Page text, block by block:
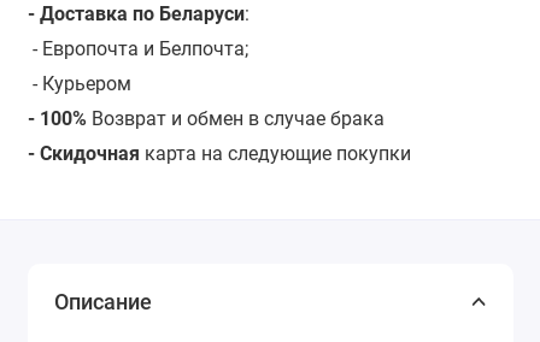
- Доставка по Беларуси:
- Европочта и Белпочта;
- Курьером
- 100% Возврат и обмен в случае брака
- Скидочная карта на следующие покупки
Описание